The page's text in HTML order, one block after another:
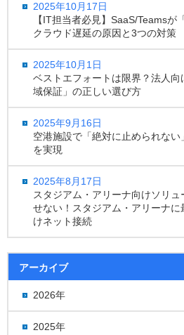
2025年10月17日
【IT担当者必見】SaaS/Teamsが
クラウド遅延の原因と3つの対策
2025年10月1日
ベストエフォートは限界？法人
域保証」の正しい選び方
2025年9月16日
空港施設で「絶対に止められな
を実現
2025年8月17日
スタジアム・アリーナ向けソリュ
せない！スタジアム・アリーナに
けネット接続
アーカイブ
2026年
2025年